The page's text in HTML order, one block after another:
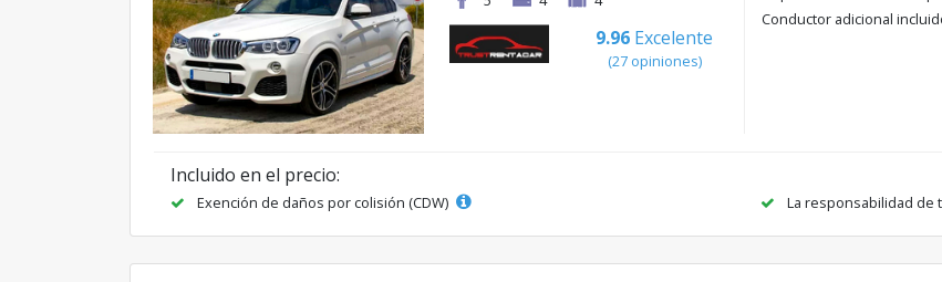
9.96 Excelente
(27 opiniones)
Conductor adicional
Incluido en el precio:
Exención de daños por colisión (CDW) La responsabilidad de